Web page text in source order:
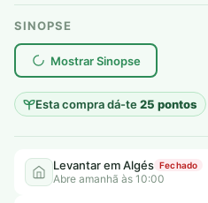
SINOPSE
Mostrar Sinopse
Esta compra dá-te25 pontos
plantar árvores reais
Levantar em Algés Fechado
Abre amanhã às 10:00